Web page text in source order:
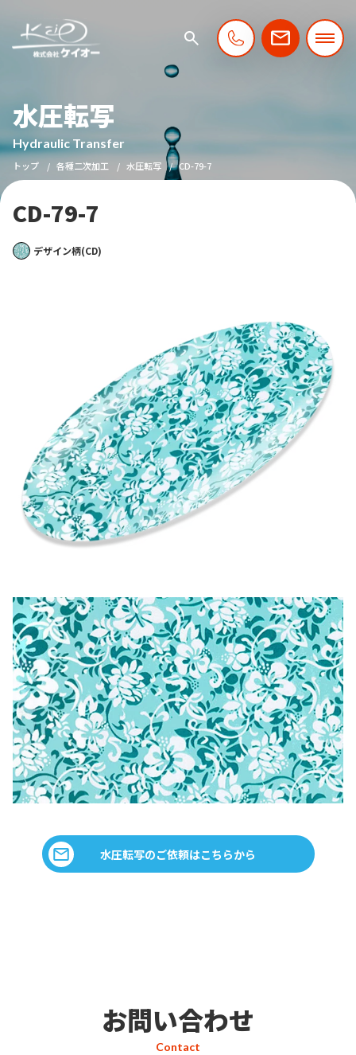
水圧転写
Hydraulic Transfer
トップ 各種二次加工 水圧転写 CD-79-7
CD-79-7
デザイン柄(CD)
水圧転写のご依頼はこちらから
お問い合わせ
Contact